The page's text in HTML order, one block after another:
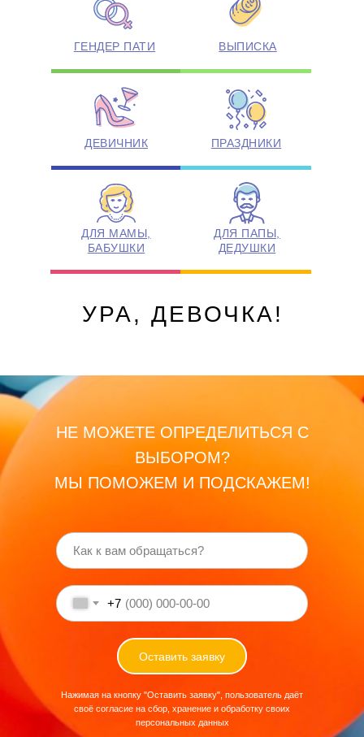
ВЫПИСКА
ГЕНДЕР ПАТИ
ДЕВИЧНИК ПРАЗДНИКИ
ДЛЯ МАМЫ,
БАБУШКИ
ДЛЯ ПАПЫ,
ДЕДУШКИ
УРА, ДЕВОЧКА!
НЕ МОЖЕТЕ ОПРЕДЕЛИТЬСЯ С
ВЫБОРОМ?
МЫ ПОМОЖЕМ И ПОДСКАЖЕМ!
+7
Оставить заявку
Нажимая на кнопку "Оставить заявку", пользователь даёт
своё согласие на сбор, хранение и обработку своих
персональных данных